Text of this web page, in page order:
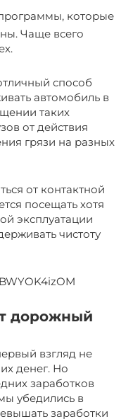
которые
Чаще всего
способ
автомобиль в
таких
от действия
грязи на разных
от контактной
посещать хотя
эксплуатации
чистоту
дорожный
взгляд не
денег. Но
заработков
убедились в
заработки